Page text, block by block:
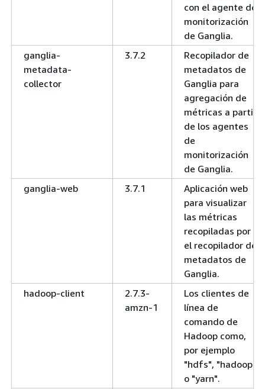
con el agente de
monitorización
de Ganglia.
ganglia-
metadata-
collector
3.7.2
Recopilador de
metadatos de
Ganglia para
agregación de
métricas a partir
de los agentes
de
monitorización
de Ganglia.
ganglia-web
3.7.1
Aplicación web
para visualizar
las métricas
recopiladas por
el recopilador de
metadatos de
Ganglia.
hadoop-client
2.7.3-
amzn-1
Los clientes de
línea de
comando de
Hadoop como,
por ejemplo
"hdfs", "hadoop"
o "yarn".